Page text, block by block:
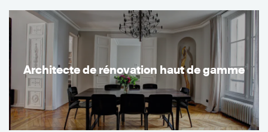
Architecte de rénovation haut de gamme